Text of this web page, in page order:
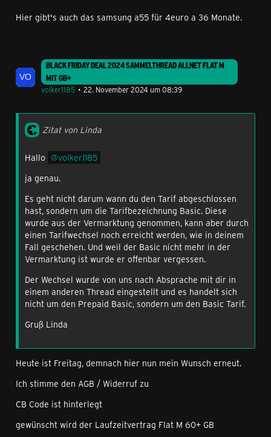
Hier gibt's auch das samsung a55 für 4euro a 36 Monate.
BLACK FRIDAY DEAL 2024 SAMMELTHREAD ALLNET FLAT M
MIT GB+
volker1185
22. November 2024 um 08:39
Zitat von Linda
Hallo
volker1185
ja genau.
Es geht nicht darum wann du den Tarif abgeschlossen
hast, sondern um die Tarifbezeichnung Basic. Diese
wurde aus der Vermarktung genommen, kann aber durch
einen Tarifwechsel noch erreicht werden, wie in deinem
Fall geschehen. Und weil der Basic nicht mehr in der
Vermarktung ist wurde er offenbar vergessen.
Der Wechsel wurde von uns nach Absprache mit dir in
einem anderen Thread eingestellt und es handelt sich
nicht um den Prepaid Basic, sondern um den Basic Tarif.
Gruß Linda
Heute ist Freitag, demnach hier nun mein Wunsch erneut.
Ich stimme den AGB / Widerruf zu
CB Code ist hinterlegt
gewünscht wird der Laufzeitvertrag Flat M 60+ GB